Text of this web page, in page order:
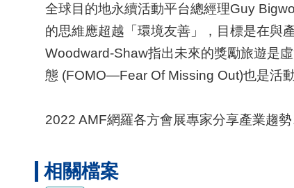
全球目的地永續活動平台總經理Guy
的思維應超越「環境友善」，目標是在與
Woodward-Shaw指出未來的獎勵旅遊是
態 (FOMO—Fear Of Missing Out)也是活動
2022 AMF網羅各方會展專家分享產業趨
相關檔案